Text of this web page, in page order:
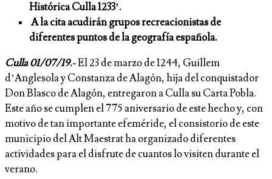
Histórica Culla 1233’.
A la cita acudirán grupos recreacionistas de
diferentes puntos de la geografía española.
Culla 01/07/19.-El 23 de marzo de 1244, Guillem
d’Anglesola y Constanza de Alagón, hija del conquistador
Don Blasco de Alagón, entregaron a Culla su Carta Pobla.
Este año se cumplen el 775 aniversario de este hecho y, con
motivo de tan importante efeméride, el consistorio de este
municipio del Alt Maestrat ha organizado diferentes
actividades para el disfrute de cuantos lo visiten durante el
verano.